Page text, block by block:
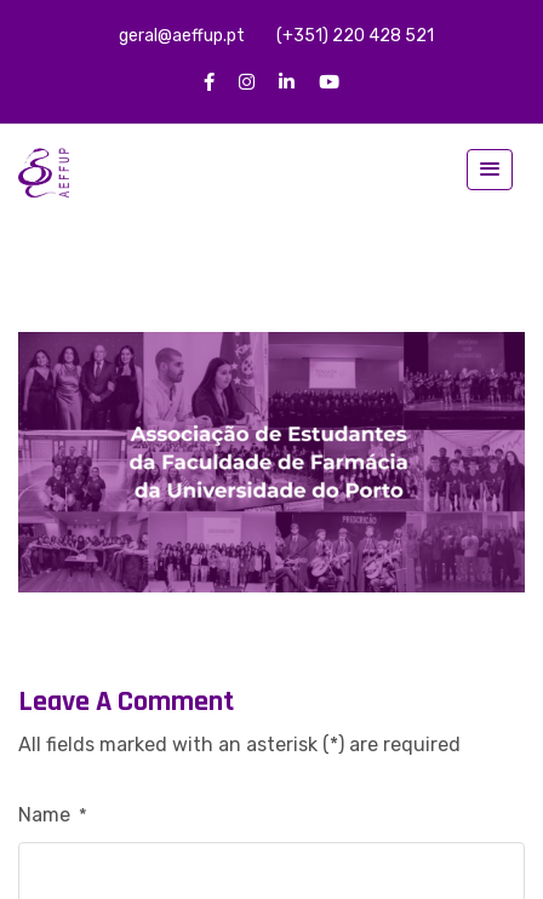
geral@aeffup.pt (+351) 220 428 521
Leave A Comment
All fields marked with an asterisk (*) are required
Name *